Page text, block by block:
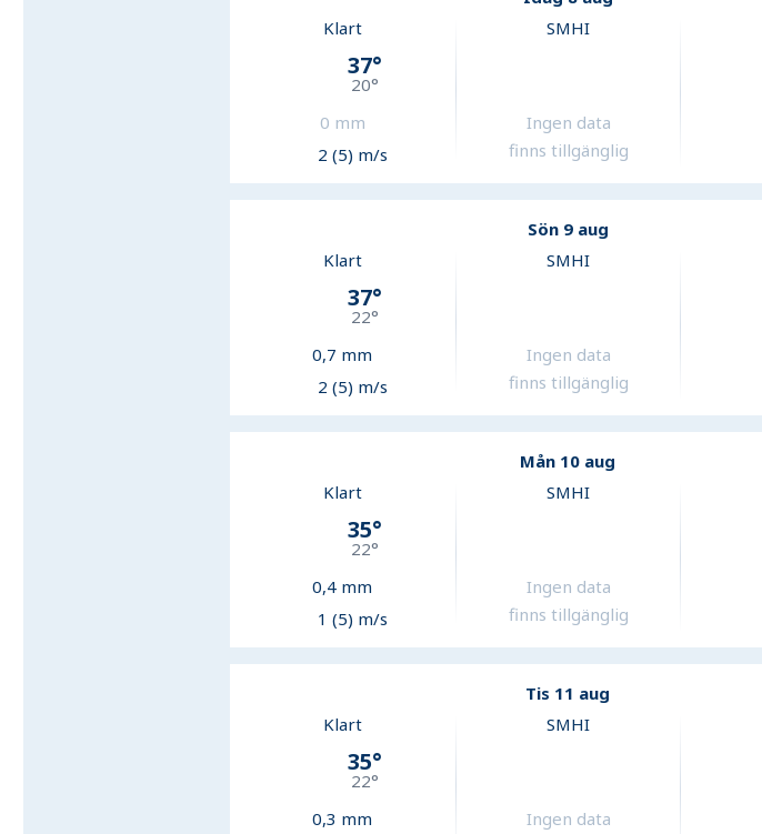
Klart
37°
20°
0 mm
2 (5) m/s
SMHI
Ingen data
finns tillgänglig
Sön 9 aug
Klart
37°
22°
0,7 mm
2 (5) m/s
SMHI
Ingen data
finns tillgänglig
Mån 10 aug
Klart
35°
22°
0,4 mm
1 (5) m/s
SMHI
Ingen data
finns tillgänglig
Tis 11 aug
Klart
35°
22°
0,3 mm
SMHI
Ingen data